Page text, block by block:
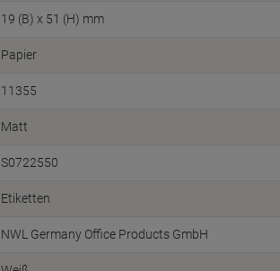
19 (B) x 51 (H) mm
Papier
11355
Matt
S0722550
Etiketten
NWL Germany Office Products GmbH